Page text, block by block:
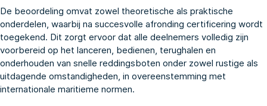
De beoordeling omvat zowel theoretische als praktische
onderdelen, waarbij na succesvolle afronding certificering wordt
toegekend. Dit zorgt ervoor dat alle deelnemers volledig zijn
voorbereid op het lanceren, bedienen, terughalen en
onderhouden van snelle reddingsboten onder zowel rustige als
uitdagende omstandigheden, in overeenstemming met
internationale maritieme normen.